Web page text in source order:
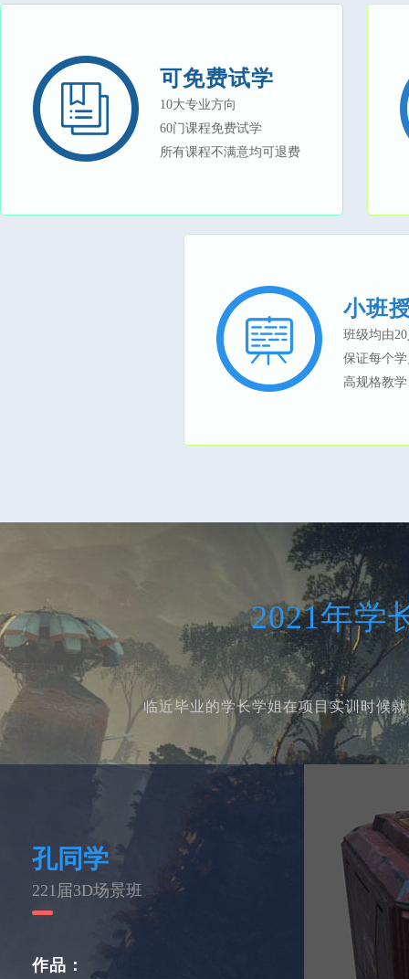
可免费试学
10大专业方向
60门课程免费试学
所有课程不满意均可退费
小班
班级均由
保证每个
高规格教
2021年学
临近毕业的学长学姐在项目实训时候
孔同学
221届3D场景班
作品：